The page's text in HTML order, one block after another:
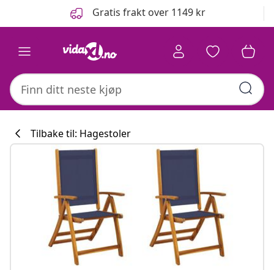
Gratis frakt over 1149 kr
Tilbake til: Hagestoler